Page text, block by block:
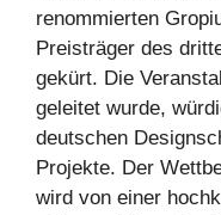
renommierten
Preisträger des
gekürt. Die
geleitet wurde,
deutschen
Projekte. Der
wird von einer